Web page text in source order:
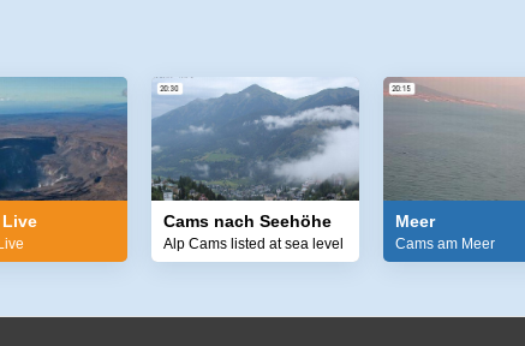
Cams nach Seehöhe
Alp Cams listed at sea level
Meer
Cams am Meer